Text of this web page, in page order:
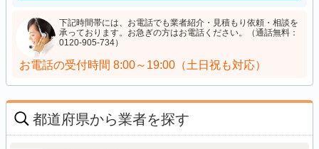
下記時間帯には、お電話でも業者紹介・見積もり依頼・相談を
承っております。お急ぎの方はお電話ください。（通話無料：
0120-905-734）
お電話の受付時間 8:00～19:00（土日祝も対応）
都道府県から業者を探す